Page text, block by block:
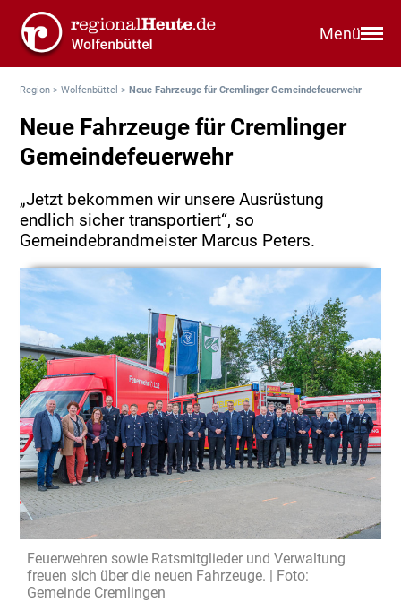
Menü
Region >Wolfenbüttel >Neue Fahrzeuge für Cremlinger Gemeindefeuerwehr
Neue Fahrzeuge für Cremlinger
Gemeindefeuerwehr
„Jetzt bekommen wir unsere Ausrüstung
endlich sicher transportiert“, so
Gemeindebrandmeister Marcus Peters.
Feuerwehren sowie Ratsmitglieder und Verwaltung
freuen sich über die neuen Fahrzeuge. | Foto:
Gemeinde Cremlingen